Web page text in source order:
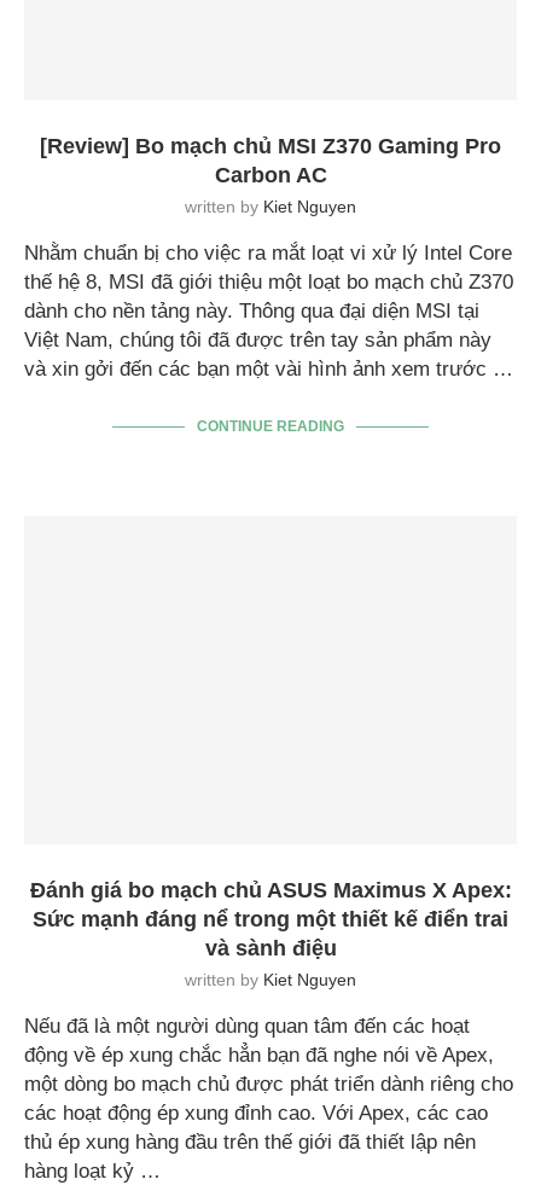
[Review] Bo mạch chủ MSI Z370 Gaming Pro
Carbon AC
written by Kiet Nguyen
Nhằm chuẩn bị cho việc ra mắt loạt vi xử lý Intel Core
thế hệ 8, MSI đã giới thiệu một loạt bo mạch chủ Z370
dành cho nền tảng này. Thông qua đại diện MSI tại
Việt Nam, chúng tôi đã được trên tay sản phẩm này
và xin gởi đến các bạn một vài hình ảnh xem trước …
CONTINUE READING
Đánh giá bo mạch chủ ASUS Maximus X Apex:
Sức mạnh đáng nể trong một thiết kế điển trai
và sành điệu
written by Kiet Nguyen
Nếu đã là một người dùng quan tâm đến các hoạt
động về ép xung chắc hẳn bạn đã nghe nói về Apex,
một dòng bo mạch chủ được phát triển dành riêng cho
các hoạt động ép xung đỉnh cao. Với Apex, các cao
thủ ép xung hàng đầu trên thế giới đã thiết lập nên
hàng loạt kỷ …